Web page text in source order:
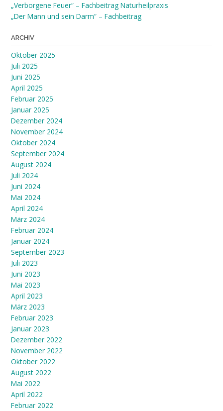
„Verborgene Feuer“ – Fachbeitrag Naturheilpraxis
„Der Mann und sein Darm“ – Fachbeitrag
ARCHIV
Oktober 2025
Juli 2025
Juni 2025
April 2025
Februar 2025
Januar 2025
Dezember 2024
November 2024
Oktober 2024
September 2024
August 2024
Juli 2024
Juni 2024
Mai 2024
April 2024
März 2024
Februar 2024
Januar 2024
September 2023
Juli 2023
Juni 2023
Mai 2023
April 2023
März 2023
Februar 2023
Januar 2023
Dezember 2022
November 2022
Oktober 2022
August 2022
Mai 2022
April 2022
Februar 2022